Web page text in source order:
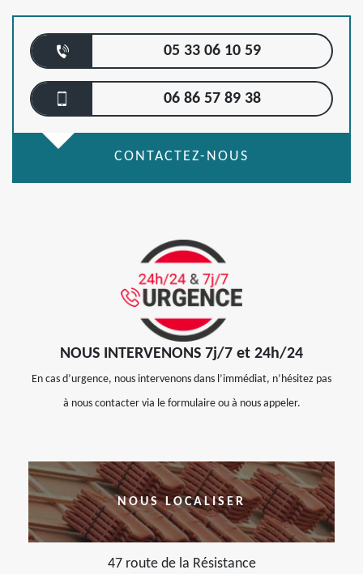
05 33 06 10 59
06 86 57 89 38
CONTACTEZ-NOUS
NOUS INTERVENONS 7j/7 et 24h/24
En cas d’urgence, nous intervenons dans l’immédiat, n’hésitez pas
à nous contacter via le formulaire ou à nous appeler.
NOUS LOCALISER
47 route de la Résistance